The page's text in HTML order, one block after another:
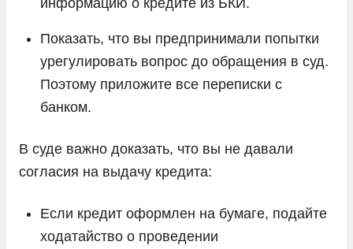
Показать, что вы предпринимали попытки
урегулировать вопрос до обращения в суд.
Поэтому приложите все переписки с
банком.
В суде важно доказать, что вы не давали
согласия на выдачу кредита:
Если кредит оформлен на бумаге, подайте
ходатайство о проведении